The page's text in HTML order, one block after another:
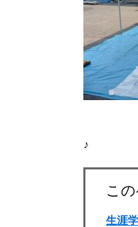
そう
♪
こ
生涯